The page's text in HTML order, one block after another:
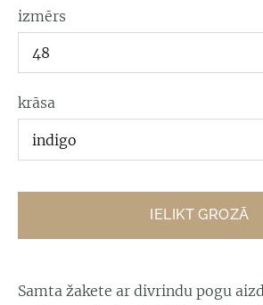
izmērs
krāsa
IELIKT GROZĀ
Samta žakete ar divrindu pogu